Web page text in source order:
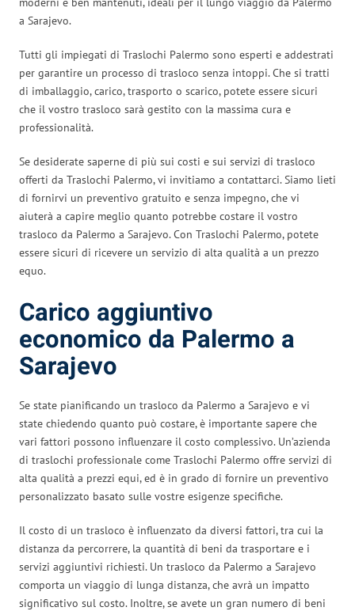
a Sarajevo.
Tutti gli impiegati di Traslochi Palermo sono esperti e addestrati
per garantire un processo di trasloco senza intoppi. Che si tratti
di imballaggio, carico, trasporto o scarico, potete essere sicuri
che il vostro trasloco sarà gestito con la massima cura e
professionalità.
Se desiderate saperne di più sui costi e sui servizi di trasloco
offerti da Traslochi Palermo, vi invitiamo a contattarci. Siamo lieti
di fornirvi un preventivo gratuito e senza impegno, che vi
aiuterà a capire meglio quanto potrebbe costare il vostro
trasloco da Palermo a Sarajevo. Con Traslochi Palermo, potete
essere sicuri di ricevere un servizio di alta qualità a un prezzo
equo.
Carico aggiuntivo
economico da Palermo a
Sarajevo
Se state pianificando un trasloco da Palermo a Sarajevo e vi
state chiedendo quanto può costare, è importante sapere che
vari fattori possono influenzare il costo complessivo. Un’azienda
di traslochi professionale come Traslochi Palermo offre servizi di
alta qualità a prezzi equi, ed è in grado di fornire un preventivo
personalizzato basato sulle vostre esigenze specifiche.
Il costo di un trasloco è influenzato da diversi fattori, tra cui la
distanza da percorrere, la quantità di beni da trasportare e i
servizi aggiuntivi richiesti. Un trasloco da Palermo a Sarajevo
comporta un viaggio di lunga distanza, che avrà un impatto
significativo sul costo. Inoltre, se avete un gran numero di beni